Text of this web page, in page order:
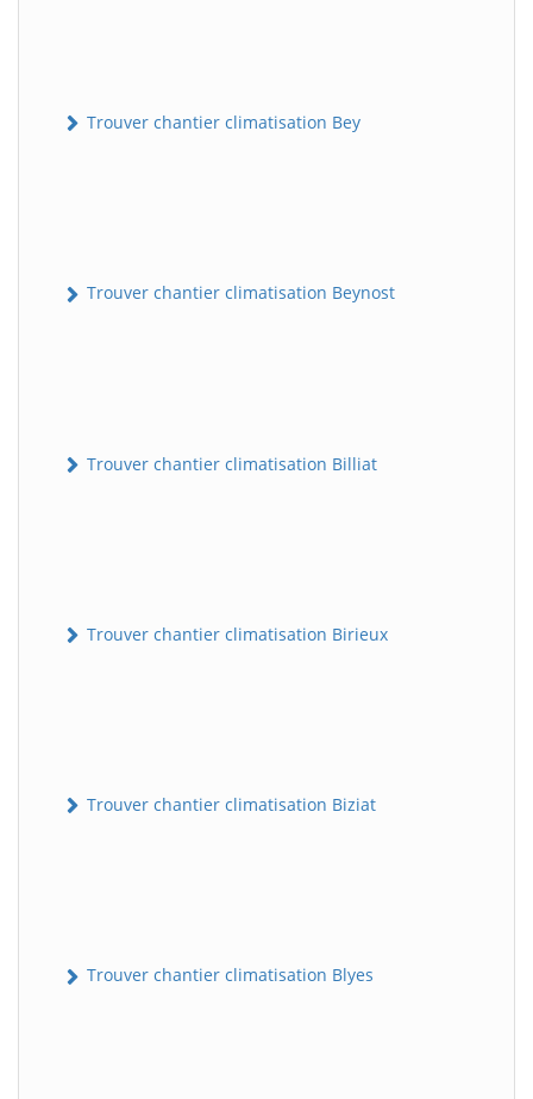
Trouver chantier climatisation Bey
Trouver chantier climatisation Beynost
Trouver chantier climatisation Billiat
Trouver chantier climatisation Birieux
Trouver chantier climatisation Biziat
Trouver chantier climatisation Blyes